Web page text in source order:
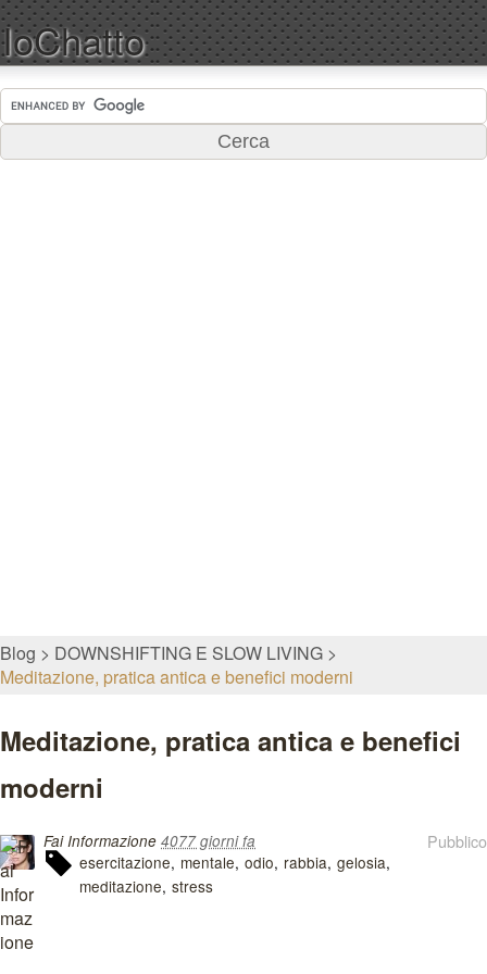
IoChatto
Blog
DOWNSHIFTING E SLOW LIVING
Meditazione, pratica antica e benefici moderni
Meditazione, pratica antica e benefici
moderni
Pubblico
Fai Informazione 4077 giorni fa
esercitazione mentale odio rabbia gelosia
meditazione stress